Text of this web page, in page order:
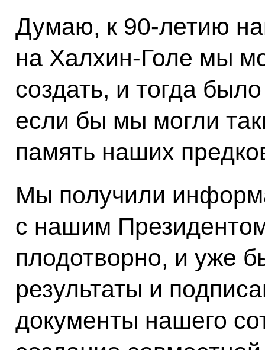
Думаю, к 90-летию
на Халхин-Голе мы
создать, и тогда
если бы мы могли
память наших
Мы получили
с нашим
плодотворно, и уже
результаты и
документы нашего